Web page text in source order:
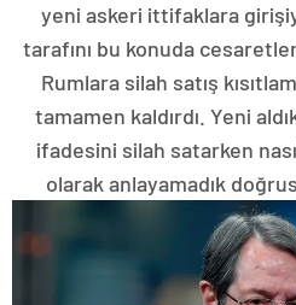
yeni askeri ittifaklara
tarafını bu konuda
Rumlara silah satış
tamamen kaldırdı. Yeni
ifadesini silah satarken
olarak anlayamadık